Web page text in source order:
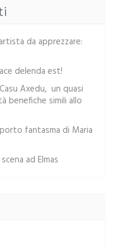
da apprezzare:
delenda est!
Axedu, un quasi
benefiche simili allo
fantasma di Maria
ad Elmas